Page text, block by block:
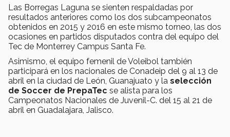
Las Borregas Laguna se sienten respaldadas por
resultados anteriores como los dos subcampeonatos
obtenidos en 2015 y 2016 en este mismo torneo, las dos
ocasiones en partidos disputados contra del equipo del
Tec de Monterrey Campus Santa Fe.
Asimismo, el equipo femenil de Voleibol también
participará en los nacionales de Conadeip del 9 al 13 de
abril en la ciudad de León, Guanajuato y la selección
de Soccer de PrepaTec se alista para los
Campeonatos Nacionales de Juvenil-C. del 15 al 21 de
abril en Guadalajara, Jalisco.